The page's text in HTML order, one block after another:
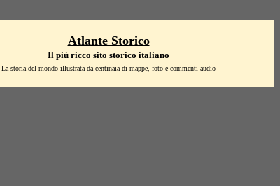
Atlante Storico
Il più ricco sito storico italiano
La storia del mondo illustrata da centinaia di mappe, foto e commenti audio